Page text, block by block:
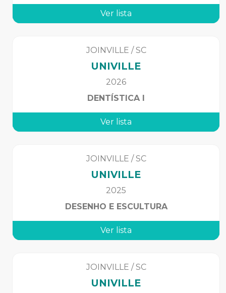
Ver lista
JOINVILLE /SC
UNIVILLE
2026
DENTÍSTICA I
Ver lista
JOINVILLE /SC
UNIVILLE
2025
DESENHO E ESCULTURA
Ver lista
JOINVILLE /SC
UNIVILLE